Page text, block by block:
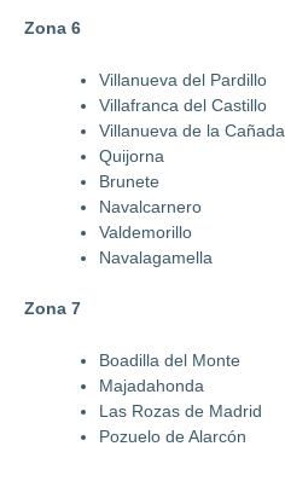
Zona 6
Villanueva del Pardillo
Villafranca del Castillo
Villanueva de la Cañada
Quijorna
Brunete
Navalcarnero
Valdemorillo
Navalagamella
Zona 7
Boadilla del Monte
Majadahonda
Las Rozas de Madrid
Pozuelo de Alarcón